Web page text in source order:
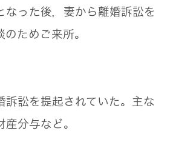
なった後，妻から離婚訴訟を
ためご来所。
訴訟を提起されていた。主な
分与など。